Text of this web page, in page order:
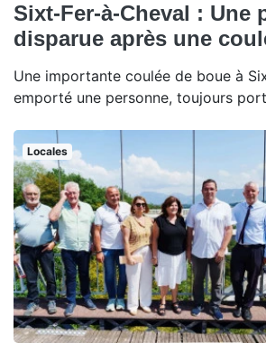
Sixt-Fer-à-Cheval : Une
disparue après une
Une importante coulée de boue à
emporté une personne, toujours
Locales